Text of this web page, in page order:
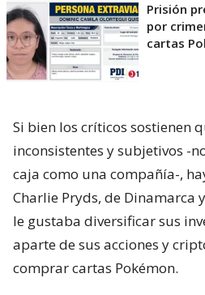
Prisión
por
cartas
Si bien los críticos sostienen
inconsistentes y subjetivos -
caja como una compañía-,
Charlie Pryds, de Dinamarca
le gustaba diversificar sus
aparte de sus acciones y
comprar cartas Pokémon.